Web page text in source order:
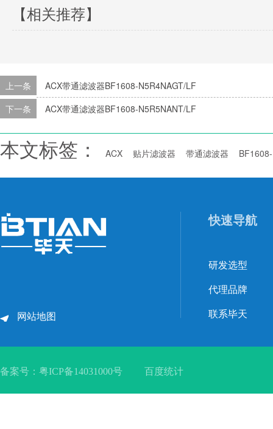
【相关推荐】
上一条
ACX带通滤波器BF1608-N5R4NAGT/LF
下一条
ACX带通滤波器BF1608-N5R5NANT/LF
本文标签： ACX 贴片滤波器 带通滤波器
网站地图
快速导航
研发选型
代理品牌
联系毕天
备案号： 粤ICP备14031000号 百度统计